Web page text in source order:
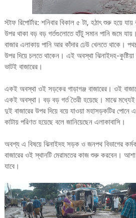
স্টাফ রিপোর্টার: শনিবার বিকাল ৫ টা, হঠাৎ শুরু হয়ে যায়
উপর থাকা বড় বড় গর্তগুলোতে হাঁটু সমান পানি জমে
বাজার এলাকায় পানি আর কাঁদার ঢেউ খেলতে থাকে।
উপর দিয়ে চলতে থাকেন। এই অবস্থা ঝিনাইদহ-
ভাটই বাজারের।
একই অবস্থা ওই সড়কের গাড়াগঞ্জ বাজারের। ওই
একই অবস্থা। বড় বড় গর্ত তৈরী হয়েছে। মাঝে
দুই বাজারের উপর দিয়ে বয়ে যাওয়া মহাসড়কটির
কাটায় পরিণত হয়েছে বলে জানিয়েছেন এলাকাবাসি।
অবশ্য এ বিষয়ে ঝিনাইদহ সড়ক ও জনপথ বিভাগের
বাজারের ওই স্থানটি মেরামতের কাজ শুরু করবেন।
যাবে।